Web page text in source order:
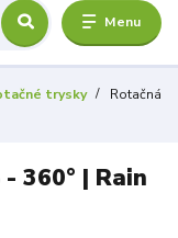
Menu
trysky
Rotačná
360° | Rain